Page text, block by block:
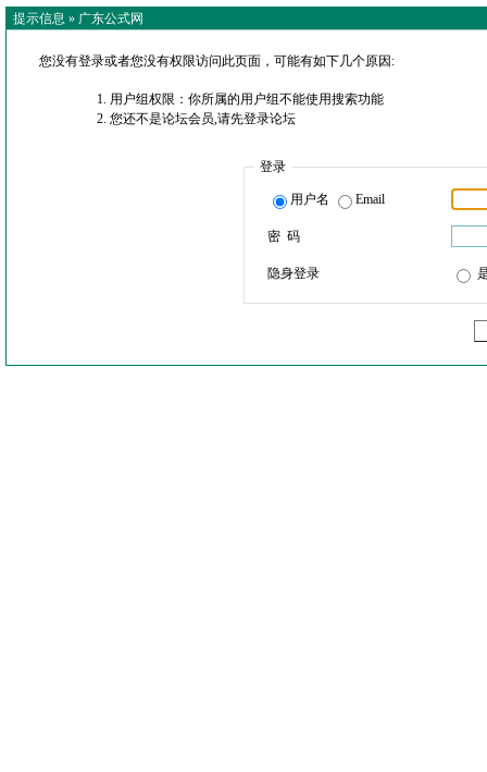
提示信息 » 广东公式网
您没有登录或者您没有权限访问此页面，可能有如下几个原因:
用户组权限：你所属的用户组不能使用搜索功能
您还不是论坛会员,请先登录论坛
登录
用户名 Email
密 码
隐身登录